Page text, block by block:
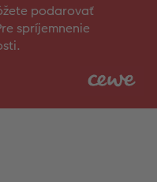
podarovať
spríjemnenie